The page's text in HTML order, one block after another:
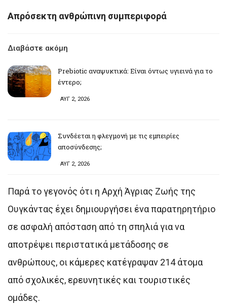
Απρόσεκτη ανθρώπινη συμπεριφορά
Διαβάστε ακόμη
Prebiotic αναψυκτικά: Είναι όντως υγιεινά για το
έντερο;
ΑΥΓ 2, 2026
Συνδέεται η φλεγμονή με τις εμπειρίες
αποσύνδεσης;
ΑΥΓ 2, 2026
Παρά το γεγονός ότι η Αρχή Άγριας Ζωής της
Ουγκάντας έχει δημιουργήσει ένα παρατηρητήριο
σε ασφαλή απόσταση από τη σπηλιά για να
αποτρέψει περιστατικά μετάδοσης σε
ανθρώπους, οι κάμερες κατέγραψαν 214 άτομα
από σχολικές, ερευνητικές και τουριστικές
ομάδες.